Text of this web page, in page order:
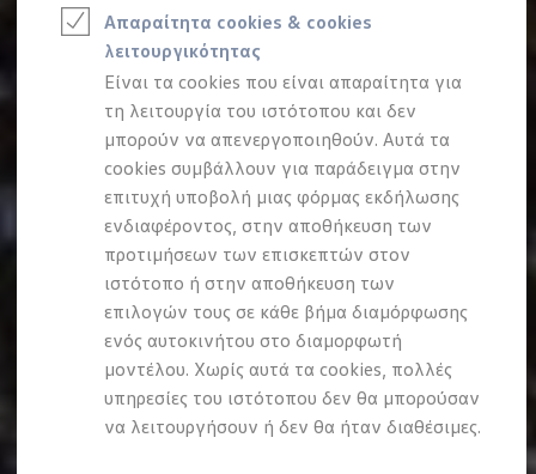
Απαραίτητα cookies & cookies
λειτουργικότητας
Είναι τα cookies που είναι απαραίτητα για
τη λειτουργία του ιστότοπου και δεν
μπορούν να απενεργοποιηθούν. Αυτά τα
cookies συμβάλλουν για παράδειγμα στην
επιτυχή υποβολή μιας φόρμας εκδήλωσης
ενδιαφέροντος, στην αποθήκευση των
προτιμήσεων των επισκεπτών στον
ιστότοπο ή στην αποθήκευση των
επιλογών τους σε κάθε βήμα διαμόρφωσης
ενός αυτοκινήτου στο διαμορφωτή
μοντέλου. Χωρίς αυτά τα cookies, πολλές
υπηρεσίες του ιστότοπου δεν θα μπορούσαν
να λειτουργήσουν ή δεν θα ήταν διαθέσιμες.
Νέο Tayron ehybrid
e-Tools για ηλεκτρικά αυτοκίνητα
Προσομοιωτής αυτονομίας
Προσομοιωτής χρόνου φόρτισης
Προσομοιωτής κόστους φόρτισης
ID. Ενημερώσεις λογισμικού
We Charge - Υπηρεσία Φόρτισης
Εύρεση δημόσιων σημείων φόρτισης
ID. Charger
Ενημέρωση ID.
Πλατφόρμα MEB
Μύθοι & Αλήθειες για την ηλεκτροκίνηση
Πού μπορώ να φορτίσω;
Πόσο μακριά μπορώ να φτάσω;
Πώς μπορώ να πληρώσω;
Πώς μπορώ να φορτίσω;
Η αντλία θερμότητας στα ID.
Η λειτουργία ανάκτησης ενέργειας κατά την
Το σύστημα πέδησης στα ID.
Διαθέσιμα νέα και μεταχειρισμένα αυτοκίνητα
Διαθέσιμα νέα αυτοκίνητα